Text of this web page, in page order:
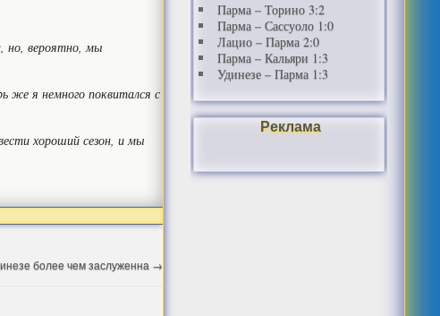
но, вероятно, мы
же я немного поквитался с
хороший сезон, и мы
более чем заслуженна →
Парма – Торино 3:2
Парма – Сассуоло 1:0
Лацио – Парма 2:0
Парма – Кальяри 1:3
Удинезе – Парма 1:3
Реклама